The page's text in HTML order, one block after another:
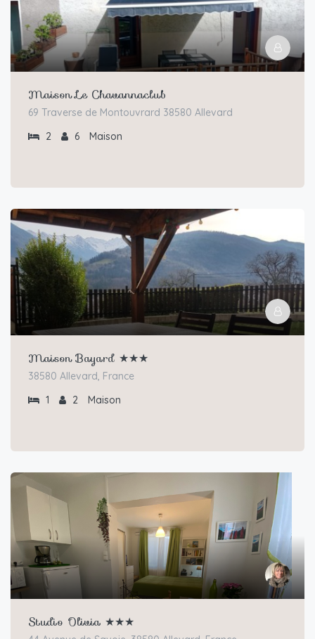
Maison Le Chavannaclub
69 Traverse de Montouvrard 38580 Allevard
2
6 Maison
Maison Bayard ★★★
38580 Allevard, France
1
2 Maison
Studio Olivia ★★★